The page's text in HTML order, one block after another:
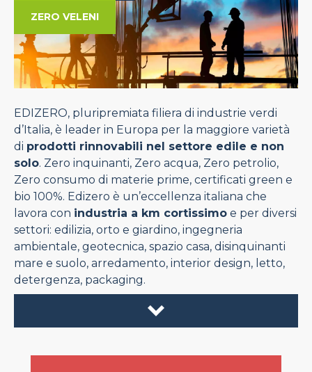
ZERO VELENI
EDIZERO, pluripremiata filiera di industrie verdi
d’Italia, è leader in Europa per la maggiore varietà
di prodotti rinnovabili nel settore edile e non
solo. Zero inquinanti, Zero acqua, Zero petrolio,
Zero consumo di materie prime, certificati green e
bio 100%. Edizero è un’eccellenza italiana che
lavora con industria a km cortissimo e per diversi
settori: edilizia, orto e giardino, ingegneria
ambientale, geotecnica, spazio casa, disinquinanti
mare e suolo, arredamento, interior design, letto,
detergenza, packaging.